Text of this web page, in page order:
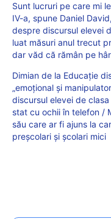
Sunt lucruri pe care mi
IV-a, spune Daniel
despre discursul elevei
luat măsuri anul trecut
dar văd că rămân pe
Dimian de la Educație
„emoțional și
discursul elevei de
stat cu ochii în telefon /
său care ar fi ajuns la
preșcolari și școlari mici